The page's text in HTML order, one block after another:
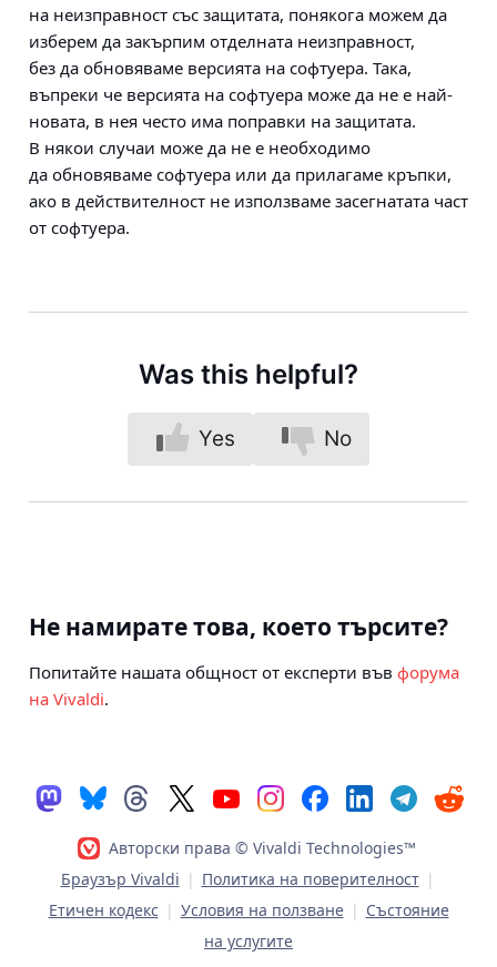
на неизправност със защитата, понякога можем да
изберем да закърпим отделната неизправност,
без да обновяваме версията на софтуера. Така,
въпреки че версията на софтуера може да не е най-
новата, в нея често има поправки на защитата.
В някои случаи може да не е необходимо
да обновяваме софтуера или да прилагаме кръпки,
ако в действителност не използваме засегнатата част
от софтуера.
Was this helpful?
Yes No
Не намирате това, което търсите?
Попитайте нашата общност от експерти във форума
на Vivaldi.
Авторски права © Vivaldi Technologies™
Браузър Vivaldi | Политика на поверителност |
Етичен кодекс | Условия на ползване | Състояние
на услугите